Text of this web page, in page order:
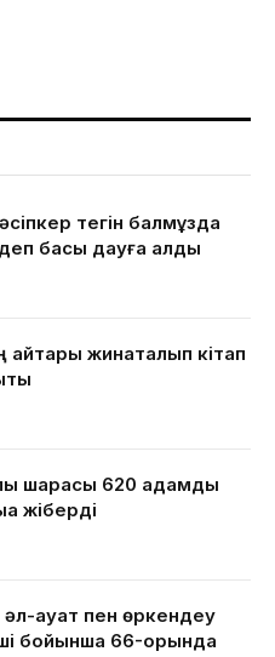
тегін балмұздақ
басы дауға қалды
айтқары жинақталып кітап
шарасы 620 адамды
жіберді
әл-ауқат пен өркендеу
бойынша 66-орында